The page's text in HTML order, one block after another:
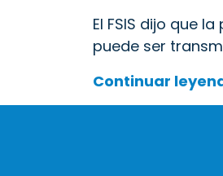
El FSIS dijo que
puede ser
Continuar